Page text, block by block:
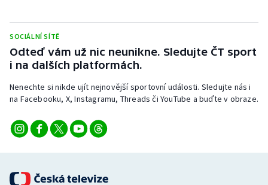
SOCIÁLNÍ SÍTĚ
Odteď vám už nic neunikne. Sledujte ČT sport
i na dalších platformách.
Nenechte si nikde ujít nejnovější sportovní události. Sledujte nás i
na Facebooku, X, Instagramu, Threads či YouTube a buďte v obraze.